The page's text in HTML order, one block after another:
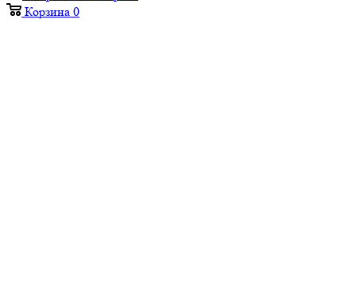
Корзина 0